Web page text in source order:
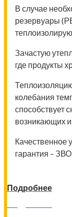
В случае
резервуары
Зачастую
где продукты
колебания
способствует
возникающих
Качественное
гарантия –
Подробнее